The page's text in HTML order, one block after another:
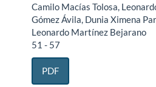
Camilo Macías Tolosa,
Gómez Ávila, Dunia Ximena
Leonardo Martínez Bejarano
51 - 57
PDF